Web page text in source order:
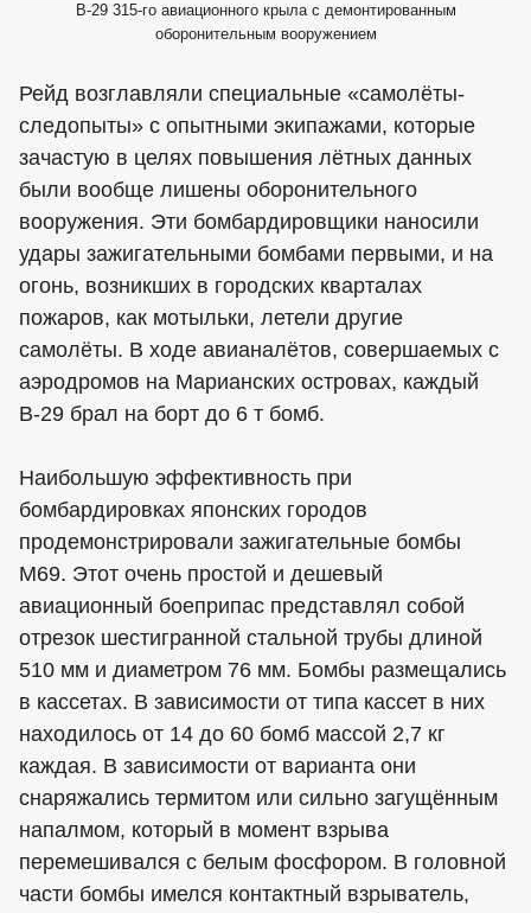
В-29 315-го авиационного крыла с демонтированным
оборонительным вооружением
Рейд возглавляли специальные «самолёты-
следопыты» с опытными экипажами, которые
зачастую в целях повышения лётных данных
были вообще лишены оборонительного
вооружения. Эти бомбардировщики наносили
удары зажигательными бомбами первыми, и на
огонь, возникших в городских кварталах
пожаров, как мотыльки, летели другие
самолёты. В ходе авианалётов, совершаемых с
аэродромов на Марианских островах, каждый
В-29 брал на борт до 6 т бомб.
Наибольшую эффективность при
бомбардировках японских городов
продемонстрировали зажигательные бомбы
М69. Этот очень простой и дешевый
авиационный боеприпас представлял собой
отрезок шестигранной стальной трубы длиной
510 мм и диаметром 76 мм. Бомбы размещались
в кассетах. В зависимости от типа кассет в них
находилось от 14 до 60 бомб массой 2,7 кг
каждая. В зависимости от варианта они
снаряжались термитом или сильно загущённым
напалмом, который в момент взрыва
перемешивался с белым фосфором. В головной
части бомбы имелся контактный взрыватель,